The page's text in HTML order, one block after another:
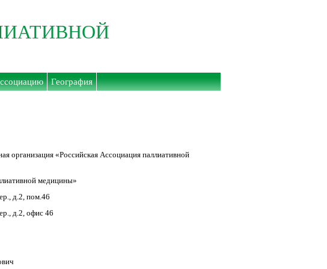
География
организация «Российская Ассоциация паллиативной
медицины»
д.2, пом.46
д.2, офис 46